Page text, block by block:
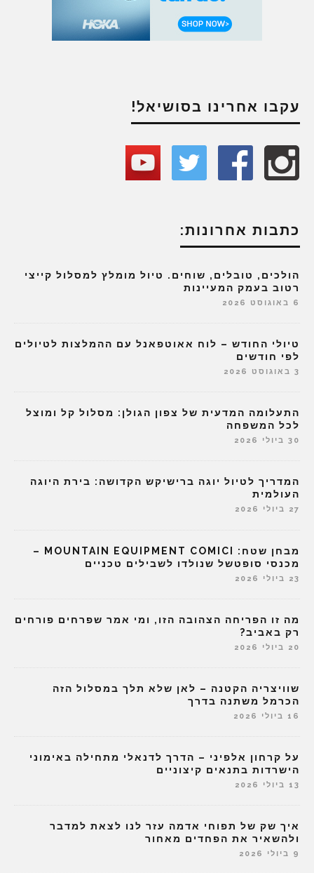
עקבו אחרינו בסושיאל!
כתבות אחרונות:
הולכים, טובלים, שוחים. טיול מומלץ למסלול קייצי
רטוב בעמק המעיינות
6 באוגוסט 2026
טיולי החודש – לוח אאוטפאנל עם ההמלצות לטיולים
לפי חודשים
3 באוגוסט 2026
התעלומה המדעית של צפון הגולן: מסלול קל ומוצל
לכל המשפחה
30 ביולי 2026
המדריך לטיול יוגה ברישיקש הקדושה: בירת היוגה
העולמית
27 ביולי 2026
מבחן שטח: MOUNTAIN EQUIPMENT COMICI –
מכנסי סופטשל שנולדו לשבילים טכניים
23 ביולי 2026
מה זו הפריחה הצהובה הזו, ומי אמר שפרחים פורחים
רק באביב?
20 ביולי 2026
שוויצריה הקטנה – לאן שלא תלך במסלול הזה
הכרמל משתנה בדרך
16 ביולי 2026
על קרחון אלפיני – הדרך לדנאלי מתחילה באימוני
הישרדות בתנאים קיצוניים
13 ביולי 2026
איך שק של תפוחי אדמה עזר לנו לצאת למדבר
ולהשאיר את הפחדים מאחור
9 ביולי 2026